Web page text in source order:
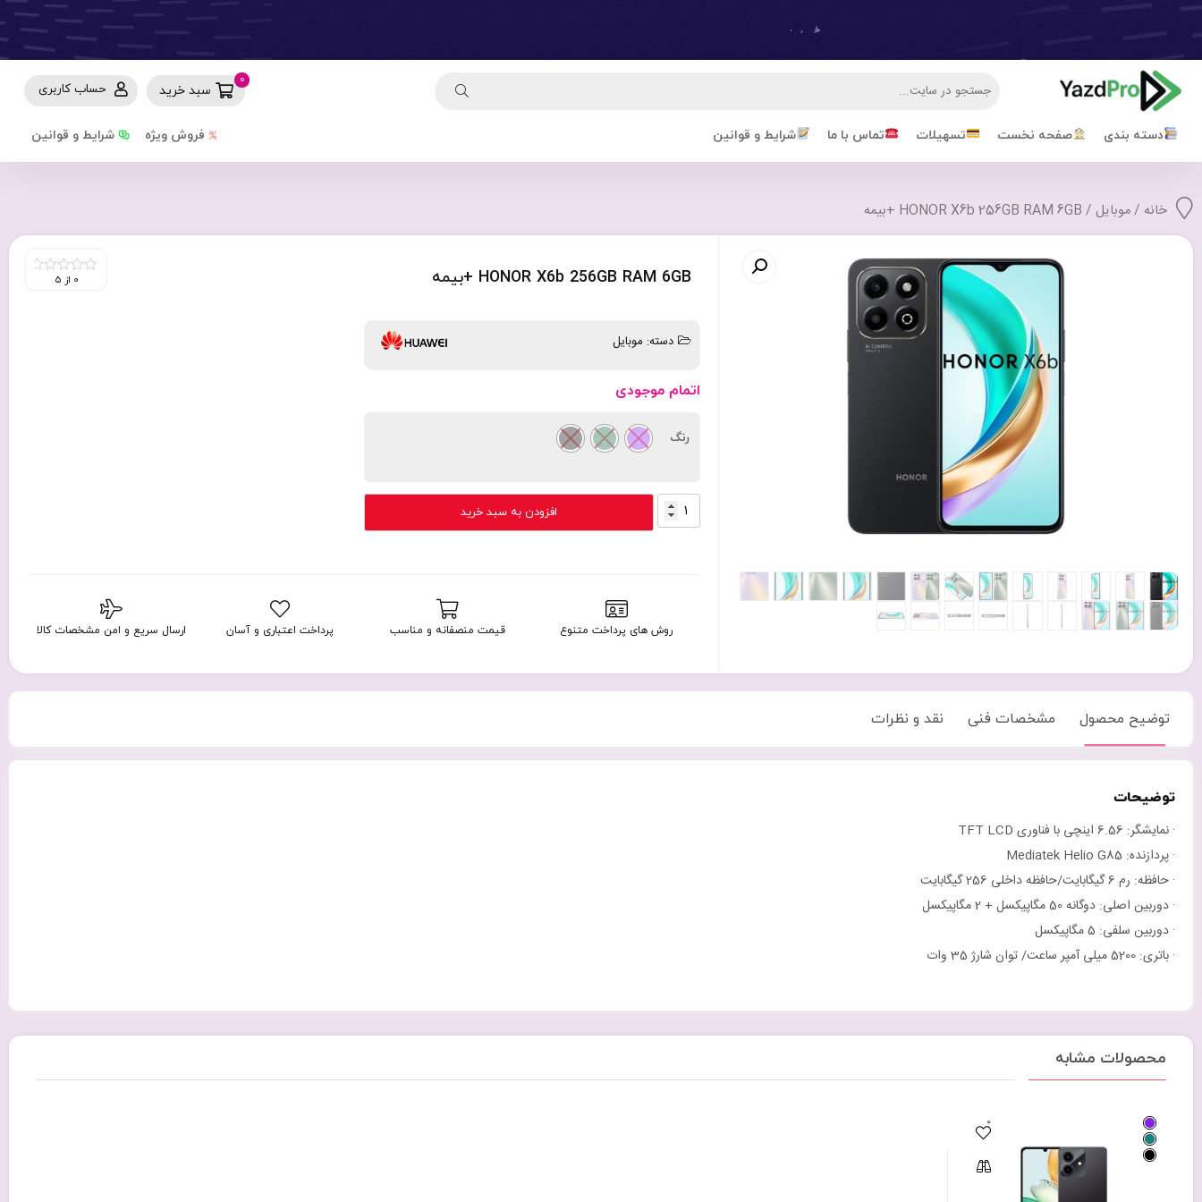
حساب کاربری سبد خرید
0
دسته بندی صفحه نخست تسهیلات تماس با ما شرایط و قوانین شرایط و قوانین فروش ویژه
خانه /موبایل / HONOR X6b 256GB RAM 6GB +بیمه
HONOR X6b 256GB RAM 6GB +بیمه 0 از 5
دسته: موبایل
اتمام موجودی
رنگ
HONOR
X6b
افزودن به سبد خرید
روش های پرداخت متنوع قیمت منصفانه و مناسب پرداخت اعتباری و آسان ارسال سریع و امن مشخصات کالا
توضیح محصول مشخصات فنی نقد و نظرات
توضیحات
· نمایشگر: 6.56 اینچی با فناوری TFT LCD
· پردازنده: Mediatek Helio G85
· حافظه: رم 6 گیگابایت/حافظه داخلی 256 گیگابایت
· دوربین اصلی: دوگانه 50 مگاپیکسل + 2 مگاپیکسل
· دوربین سلفی: 5 مگاپیکسل
· باتری: 5200 میلی آمپر ساعت/ توان شارژ 35 وات
محصولات مشابه
0